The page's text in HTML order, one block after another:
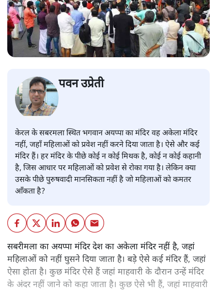
पवन उप्रेती
केरल के सबरमला स्थित भगवान अयप्पा का मंदिर वह अकेला मंदिर
नहीं, जहाँ महिलाओं को प्रवेश नहीं करने दिया जाता है। ऐसे और कई
मंदिर हैं। हर मंदिर के पीछे कोई न कोई मिथक है, कोई न कोई कहानी
है, जिस आधार पर महिलाओं को प्रवेश से रोका गया है। लेकिन क्या
उसके पीछे पुरुषवादी मानसिकता नहीं है जो महिलाओं को कमतर
आँकता है?
सबरीमला का अयप्पा मंदिर देश का अकेला मंदिर नहीं है, जहां
महिलाओं को नहीं घुसने दिया जाता है। बड़े ऐसे कई मंदिर हैं, जहां
ऐसा होता है। कुछ मंदिर ऐसे हैं जहां माहवारी के दौरान उन्हें मंदिर
के अंदर नहीं जाने को कहा जाता है। कुछ ऐसे भी हैं, जहां माहवारी